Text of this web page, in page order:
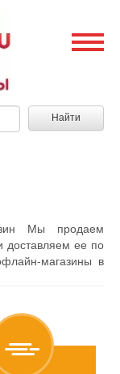
Найти
Мы продаем
доставляем ее по
магазины в